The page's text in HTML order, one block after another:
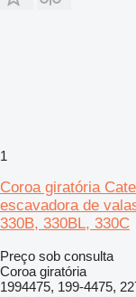
1
Coroa giratória
escavadora de
330B, 330BL, 330C
Preço sob consulta
Coroa giratória
1994475, 199-4475,